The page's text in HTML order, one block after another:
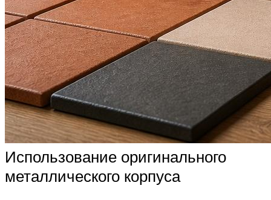
Использование оригинального
металлического корпуса